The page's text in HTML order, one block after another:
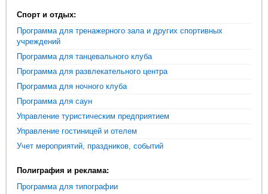
Спорт и отдых:
Программа для тренажерного зала и других спортивных
учреждений
Программа для танцевального клуба
Программа для развлекательного центра
Программа для ночного клуба
Программа для саун
Управление туристическим предприятием
Управление гостиницей и отелем
Учет мероприятий, праздников, событий
Полиграфия и реклама:
Программа для типографии